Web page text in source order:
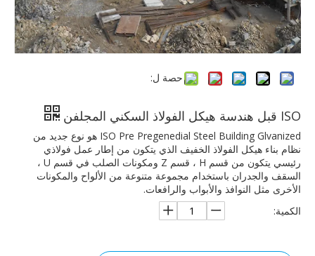
حصة ل:
ISO قبل هندسة هيكل الفولاذ السكني المجلفن
ISO Pre Pregenedial Steel Building Glvanized هو نوع جديد من
نظام بناء هيكل الفولاذ الخفيف الذي يتكون من إطار عمل فولاذي
رئيسي يتكون من قسم H ، قسم Z ومكونات الصلب في قسم U ،
السقف والجدران باستخدام مجموعة متنوعة من الألواح والمكونات
الأخرى مثل النوافذ والأبواب والرافعات.
الكمية: